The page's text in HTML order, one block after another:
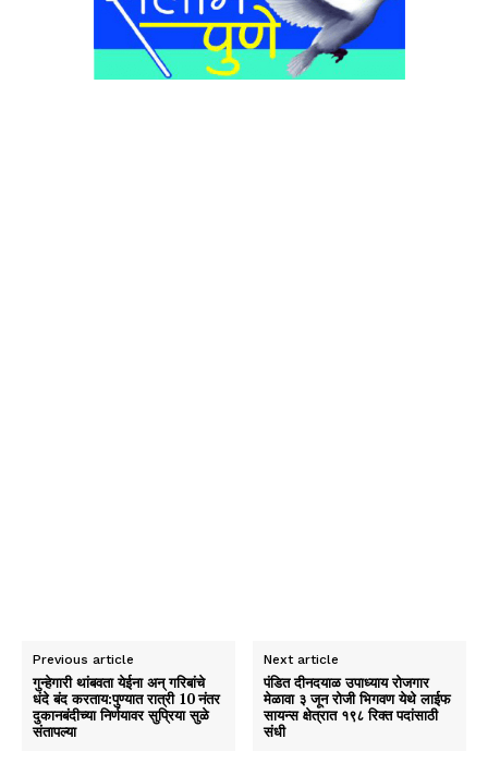
Previous article
गुन्हेगारी थांबवता येईना अन् गरिबांचे
धंदे बंद करताय:पुण्यात रात्री 10 नंतर
दुकानबंदीच्या निर्णयावर सुप्रिया सुळे
संतापल्या
Next article
पंडित दीनदयाळ उपाध्याय रोजगार
मेळावा ३ जून रोजी भिगवण येथे लाईफ
सायन्स क्षेत्रात १९८ रिक्त पदांसाठी
संधी